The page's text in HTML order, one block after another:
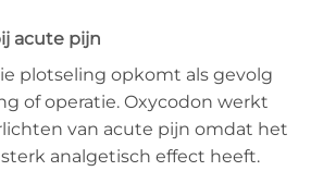
acute pijn
plotseling opkomt als gevolg
of operatie. Oxycodon werkt
van acute pijn omdat het
analgetisch effect heeft.